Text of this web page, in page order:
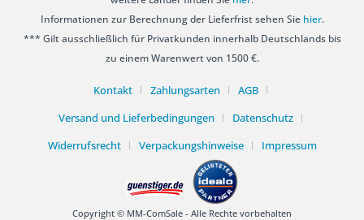
Informationen zur Berechnung der Lieferfrist sehen Sie hier.
*** Gilt ausschließlich für Privatkunden innerhalb Deutschlands bis
zu einem Warenwert von 1500 €.
Kontakt Zahlungsarten
AGB
Versand und Lieferbedingungen
Datenschutz
Widerrufsrecht
Verpackungshinweise Impressum
Copyright © MM-ComSale - Alle Rechte vorbehalten